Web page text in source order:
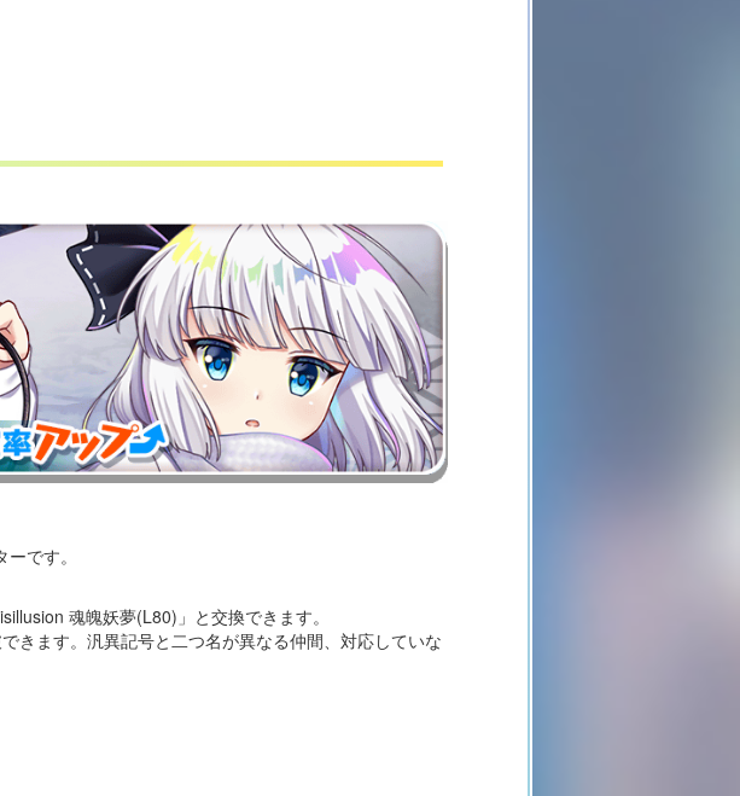
です。
魂魄妖夢(L80)」と交換できます。
きます。汎異記号と二つ名が異なる仲間、対応していな